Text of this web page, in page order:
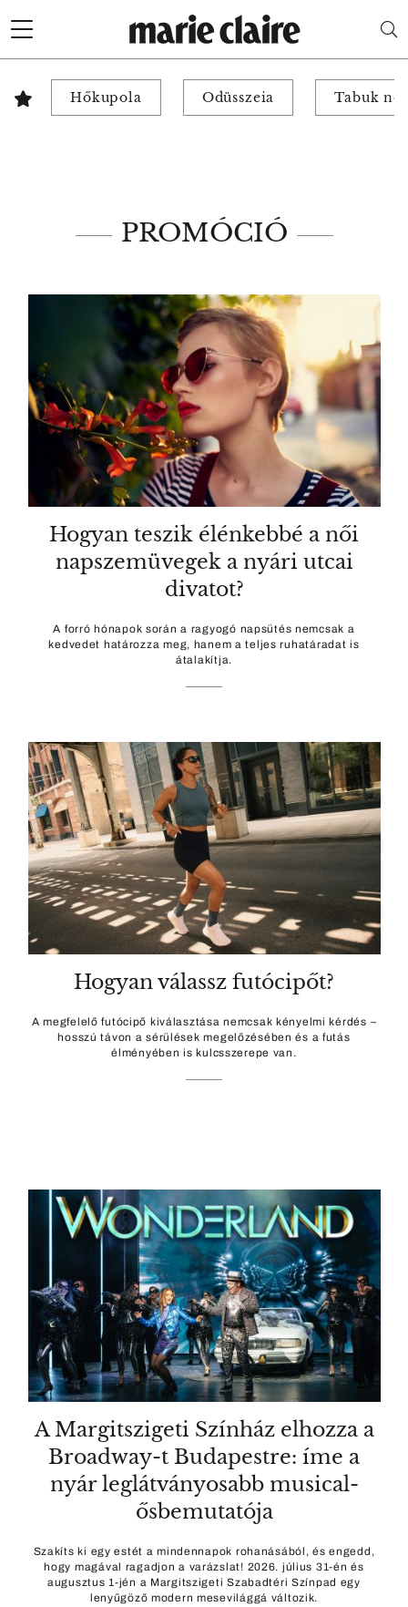
Hőkupola Odüsszeia Tabuk
PROMÓCIÓ
Hogyan teszik élénkebbé a női
napszemüvegek a nyári utcai
divatot?
A forró hónapok során a ragyogó napsütés nemcsak a
kedvedet határozza meg, hanem a teljes ruhatáradat is
átalakítja.
Hogyan válassz futócipőt?
A megfelelő futócipő kiválasztása nemcsak kényelmi kérdés –
hosszú távon a sérülések megelőzésében és a futás
élményében is kulcsszerepe van.
A Margitszigeti Színház elhozza a
Broadway-t Budapestre: íme a
nyár leglátványosabb musical-
ősbemutatója
Szakíts ki egy estét a mindennapok rohanásából, és engedd,
hogy magával ragadjon a varázslat! 2026. július 31-én és
augusztus 1-jén a Margitszigeti Szabadtéri Színpad egy
lenyűgöző modern mesevilággá változik.